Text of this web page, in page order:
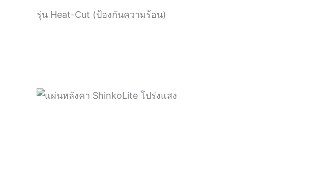
รุ่น Heat-Cut (ป้องกันความร้อน)